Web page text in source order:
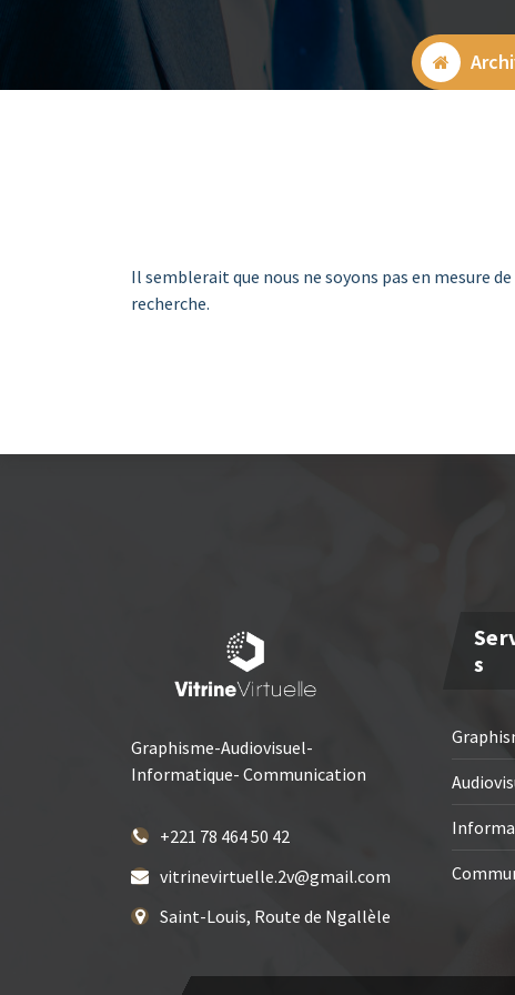
Il semblerait que nous ne soyons pas en mesure
recherche.
Graphisme-Audiovisuel-
Informatique- Communication
+221 78 464 50 42
vitrinevirtuelle.2v@gmail.com
Saint-Louis, Route de Ngallèle
S